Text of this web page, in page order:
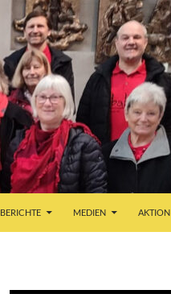
BERICHTE MEDIEN AKTION